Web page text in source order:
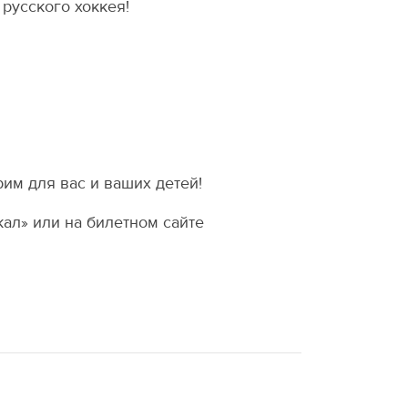
хоккея!
для вас и ваших детей!
или на билетном сайте